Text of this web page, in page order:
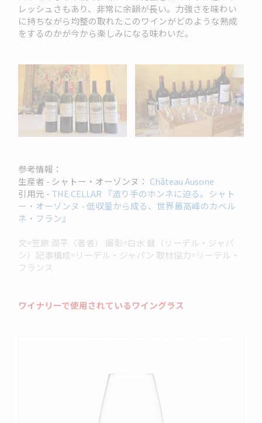
レッシュさもあり、非常に余韻が長い。力強さを味わい
に持ちながら均整の取れたこのワインがどのような熟成
をするのかが今から楽しみになる味わいだ。
参考情報：
生産者 - シャトー・オーゾンヌ： Château Ausone
引用元 - THE CELLAR 『造り手のホンネに迫る。シャト
ー・オーゾンヌ - 低収量から成る、世界最高峰のカベル
ネ・フラン』
文=笠原 潤平（著者） 撮影=白水 健（リーデル・ジャパ
ン）記事構成=リーデル・ジャパン 取材協力=リーデル・
フランス
ワイナリーで使用されているワイングラス